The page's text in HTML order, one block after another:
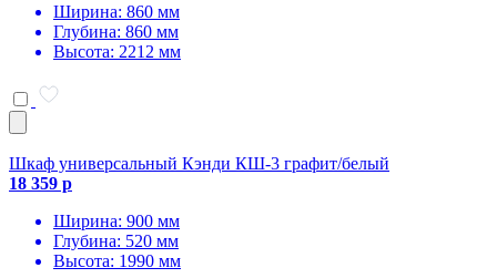
Ширина: 860 мм
Глубина: 860 мм
Высота: 2212 мм
Шкаф универсальный Кэнди КШ-3 графит/белый
18 359 р
Ширина: 900 мм
Глубина: 520 мм
Высота: 1990 мм